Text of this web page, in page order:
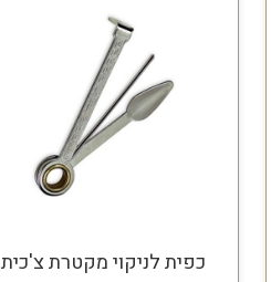
כפית לניקוי מקטרת צ'כית